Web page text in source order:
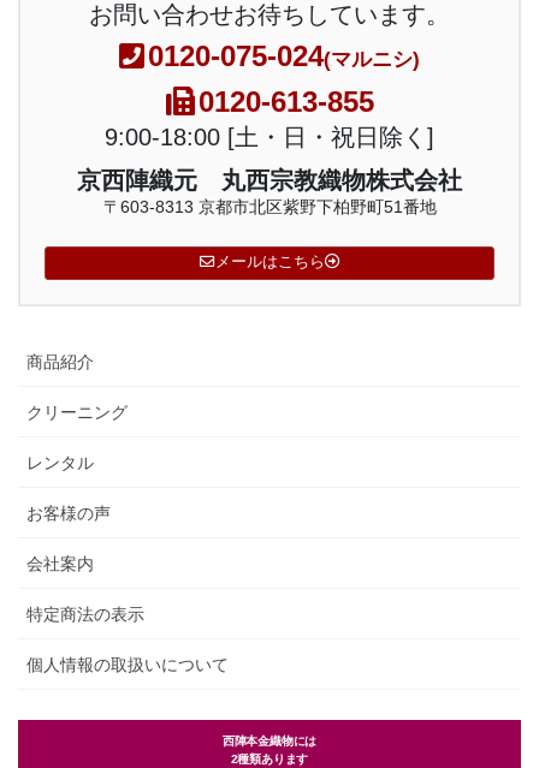
お問い合わせお待ちしています。
0120-075-024(マルニシ)
0120-613-855
9:00-18:00 [土・日・祝日除く]
京西陣織元 丸西宗教織物株式会社
〒603-8313 京都市北区紫野下柏野町51番地
メールはこちら
商品紹介
クリーニング
レンタル
お客様の声
会社案内
特定商法の表示
個人情報の取扱いについて
西陣本金織物には
2種類あります